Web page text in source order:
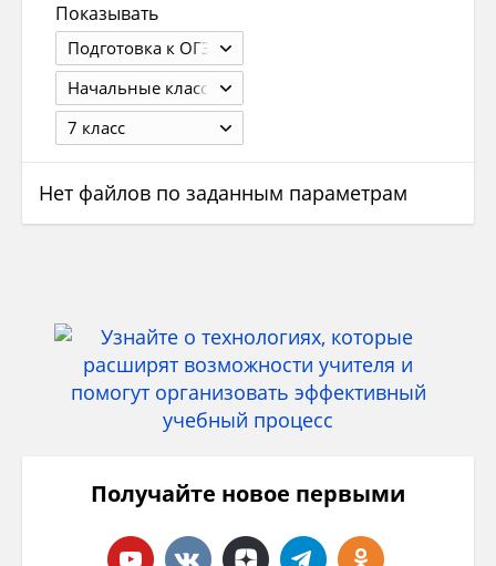
Показывать
Подготовка к ОГЭ
Начальные классы
7 класс
Нет файлов по заданным параметрам
Получайте новое первыми